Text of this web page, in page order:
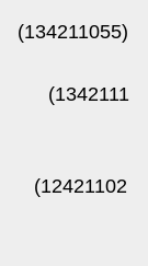
(134211055)
(1342111
(12421102